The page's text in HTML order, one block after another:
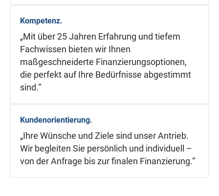
Kompetenz.
„Mit über 25 Jahren Erfahrung und tiefem
Fachwissen bieten wir Ihnen
maßgeschneiderte Finanzierungsoptionen,
die perfekt auf Ihre Bedürfnisse abgestimmt
sind.“
Kundenorientierung.
„Ihre Wünsche und Ziele sind unser Antrieb.
Wir begleiten Sie persönlich und individuell –
von der Anfrage bis zur finalen Finanzierung.“